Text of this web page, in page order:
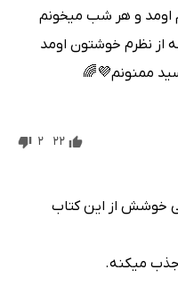
اومد و هر شب میخونم
از نظرم خوشتون اومد
ممنونم💜🌈
22
2
خوشش از این کتاب
جذب میکنه.